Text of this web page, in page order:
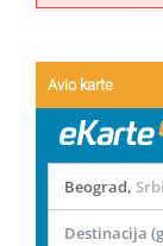
Avio karte
Beograd,
Destinacija